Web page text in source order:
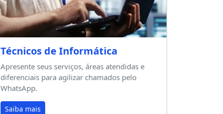
Técnicos de Informática
Apresente seus serviços, áreas atendidas e
diferenciais para agilizar chamados pelo
WhatsApp.
Saiba mais